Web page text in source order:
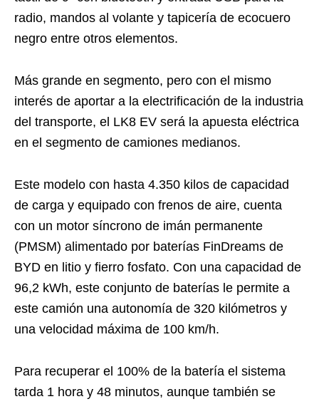
radio, mandos al volante y tapicería de ecocuero
negro entre otros elementos.
Más grande en segmento, pero con el mismo
interés de aportar a la electrificación de la industria
del transporte, el LK8 EV será la apuesta eléctrica
en el segmento de camiones medianos.
Este modelo con hasta 4.350 kilos de capacidad
de carga y equipado con frenos de aire, cuenta
con un motor síncrono de imán permanente
(PMSM) alimentado por baterías FinDreams de
BYD en litio y fierro fosfato. Con una capacidad de
96,2 kWh, este conjunto de baterías le permite a
este camión una autonomía de 320 kilómetros y
una velocidad máxima de 100 km/h.
Para recuperar el 100% de la batería el sistema
tarda 1 hora y 48 minutos, aunque también se